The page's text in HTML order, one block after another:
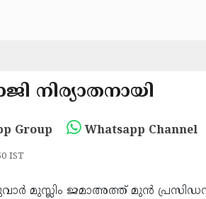
നിര്യാതനായി
Group Whatsapp Channel
IST
മുസ്ലിം ജമാഅത്ത് മുന്‍